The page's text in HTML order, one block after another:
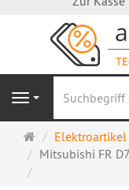
Navigation
Startseite
Elektroartikel
Mitsubishi FR